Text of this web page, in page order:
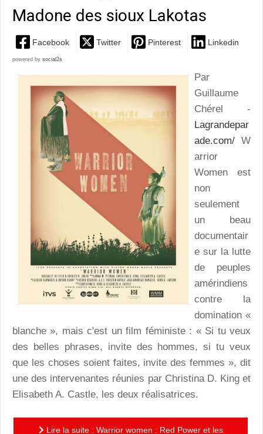
Madone des sioux Lakotas
Facebook Twitter Pinterest Linkedin
powered by social2s
Par
Guillaume
Chérel -
Lagrandepar
ade.com/ W
arrior
Women est
non
seulement
un beau
documentair
e sur la lutte
de peuples
amérindiens
contre la
domination «
blanche », mais c'est un film féministe : « Si tu veux
des belles phrases, invite des hommes, si tu veux
que les choses soient faites, invite des femmes », dit
une des intervenantes réunies par Christina D. King et
Elisabeth A. Castle, les deux réalisatrices.
Lire la suite : Warrior women : Red Power et les